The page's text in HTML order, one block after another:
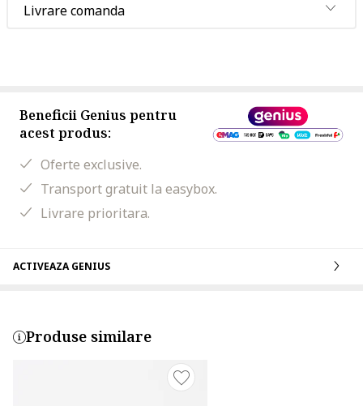
Livrare comanda
Beneficii Genius pentru
acest produs:
Oferte exclusive.
Transport gratuit la easybox.
Livrare prioritara.
ACTIVEAZA GENIUS
Produse similare